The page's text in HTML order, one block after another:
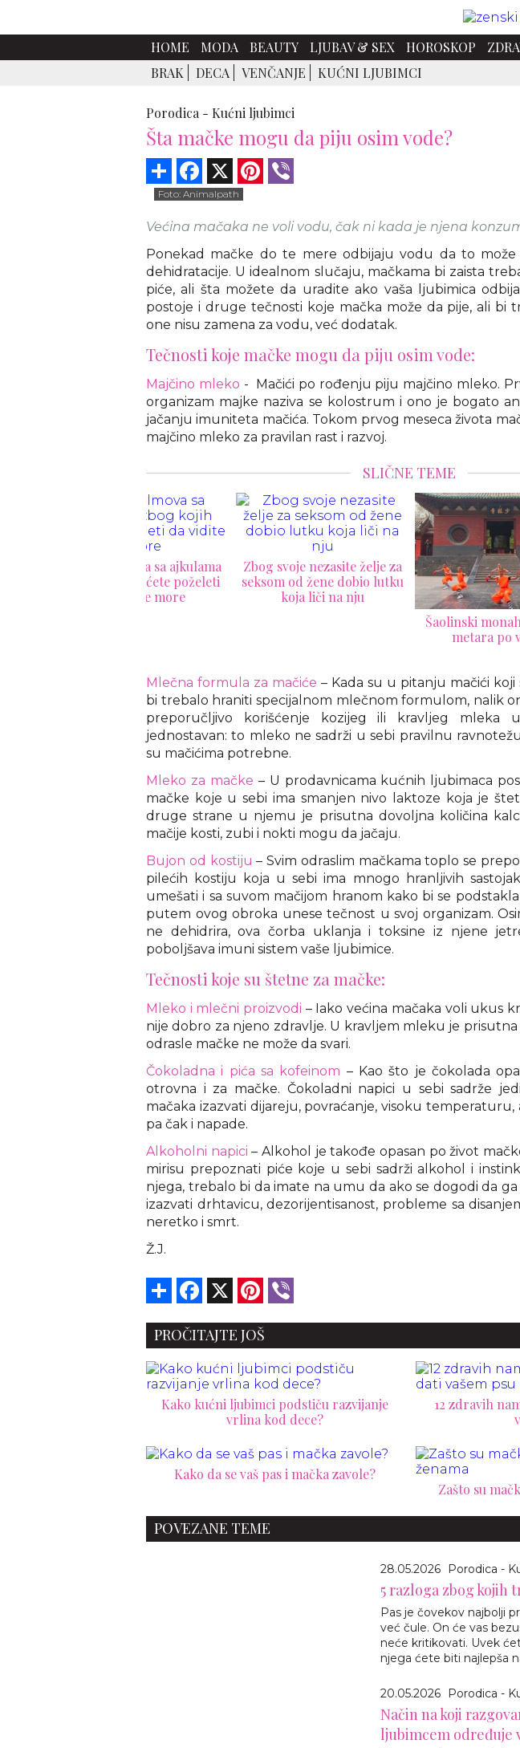
HOME MODA BEAUTY LJUBAV & SEX HOROSKOP
BRAK
DECA VENČANJE KUĆNI LJUBIMCI
Porodica - Kućni ljubimci
Šta mačke mogu da piju osim vode?
Share Facebook Pinterest
Foto: Animalpath
Većina mačaka ne voli vodu, čak ni kada je njena
Ponekad mačke do te mere odbijaju vodu da to
dehidratacije. U idealnom slučaju, mačkama bi zaista
piće, ali šta možete da uradite ako vaša ljubimica
postoje i druge tečnosti koje mačka može da pije, ali bi
one nisu zamena za vodu, već dodatak.
Tečnosti koje mačke mogu da piju osim vode:
Majčino mleko - Mačići po rođenju piju majčino mleko.
organizam majke naziva se kolostrum i ono je bogato
jačanju imuniteta mačića. Tokom prvog meseca života
majčino mleko za pravilan rast i razvoj.
SLIČNE TEME
Zbog svoje nezasite želje za
seksom od žene dobio lutku
Šaolinski monah trčao 125
metara po vodi?!
Mlečna formula za mačiće – Kada su u pitanju mačići
bi trebalo hraniti specijalnom mlečnom formulom, nalik
preporučljivo korišćenje kozijeg ili kravljeg mleka
jednostavan: to mleko ne sadrži u sebi pravilnu
su mačićima potrebne.
Mleko za mačke – U prodavnicama kućnih ljubimaca
mačke koje u sebi ima smanjen nivo laktoze koja je
druge strane u njemu je prisutna dovoljna količina
mačije kosti, zubi i nokti mogu da jačaju.
Bujon od kostiju– Svim odraslim mačkama toplo se
pilećih kostiju koja u sebi ima mnogo hranljivih
umešati i sa suvom mačijom hranom kako bi se
putem ovog obroka unese tečnost u svoj organizam.
ne dehidrira, ova čorba uklanja i toksine iz njene
poboljšava imuni sistem vaše ljubimice.
Tečnosti koje su štetne za mačke:
Mleko i mlečni proizvodi – Iako većina mačaka voli ukus
nije dobro za njeno zdravlje. U kravljem mleku je
odrasle mačke ne može da svari.
Čokoladna i pića sa kofeinom – Kao što je čokolada
otrovna i za mačke. Čokoladni napici u sebi sadrže
mačaka izazvati dijareju, povraćanje, visoku
pa čak i napade.
Alkoholni napici – Alkohol je takođe opasan po život
mirisu prepoznati piće koje u sebi sadrži alkohol i
njega, trebalo bi da imate na umu da ako se dogodi da
izazvati drhtavicu, dezorijentisanost, probleme sa
neretko i smrt.
Ž.J.
Share Facebook Pinterest
PROČITAJTE JOŠ
Kako kućni ljubimci podstiču razvijanje
vrlina kod dece?
12 zdravih
Kako da se vaš pas i mačka zavole?
Zašto su
POVEZANE TEME
28.05.2026 Porodica -
5 razloga zbog kojih
Pas je čovekov najbolji
već čule. On će vas
neće kritikovati. Uvek
njega ćete biti najlepša
20.05.2026 Porodica -
Način na koji
ljubimcem određuje